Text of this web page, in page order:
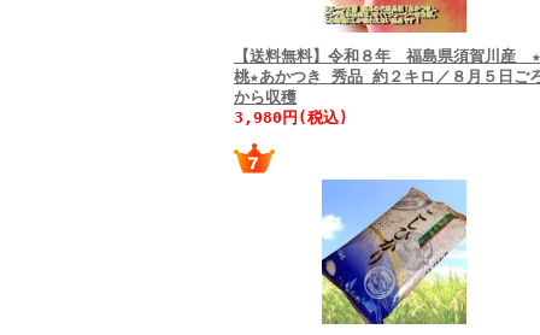
【送料無料】令和８年 福島県須賀川産 ★
桃★あかつき 秀品 約２キロ／８月５日ご
から収穫
3,980円(税込)